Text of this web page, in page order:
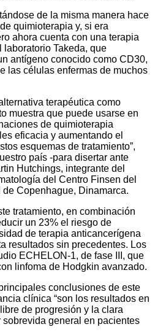
de la misma manera hace
quimioterapia y, si era
ahora cuenta con una terapia
Takeda, que
antígeno conocido como CD30,
las células enfermas de muchos
terapéutica como
muestra que puede usarse en
de quimioterapia
eficacia y aumentando el
esquemas de tratamiento”,
país -para disertar ante
Hutchings, integrante del
del Centro Finsen del
Copenhague, Dinamarca.
tratamiento, en combinación
un 23% el riesgo de
de terapia anticancerígena
resultados sin precedentes. Los
ECHELON-1, de fase III, que
linfoma de Hodgkin avanzado.
conclusiones de este
clínica “son los resultados en
de progresión y la clara
general en pacientes